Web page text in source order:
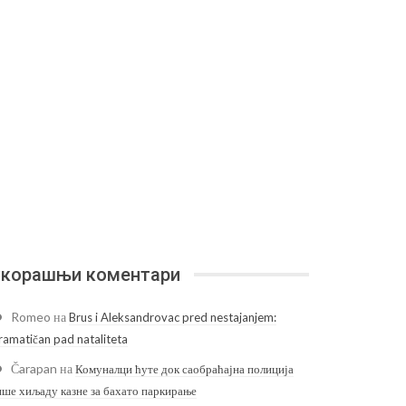
коментари
Romeo наBrus i Aleksandrovac pred nestajanjem:
pad nataliteta
Čarapan наКомуналци ћуте док саобраћајна полиција
хиљаду казне за бахато паркирање